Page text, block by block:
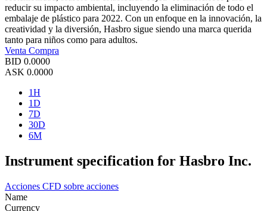
reducir su impacto ambiental, incluyendo la eliminación de todo el
embalaje de plástico para 2022. Con un enfoque en la innovación, la
creatividad y la diversión, Hasbro sigue siendo una marca querida
tanto para niños como para adultos.
Venta Compra
BID 0.0000
ASK 0.0000
1H
1D
7D
30D
6M
Instrument specification for Hasbro Inc.
Acciones CFD sobre acciones
Name
Currency